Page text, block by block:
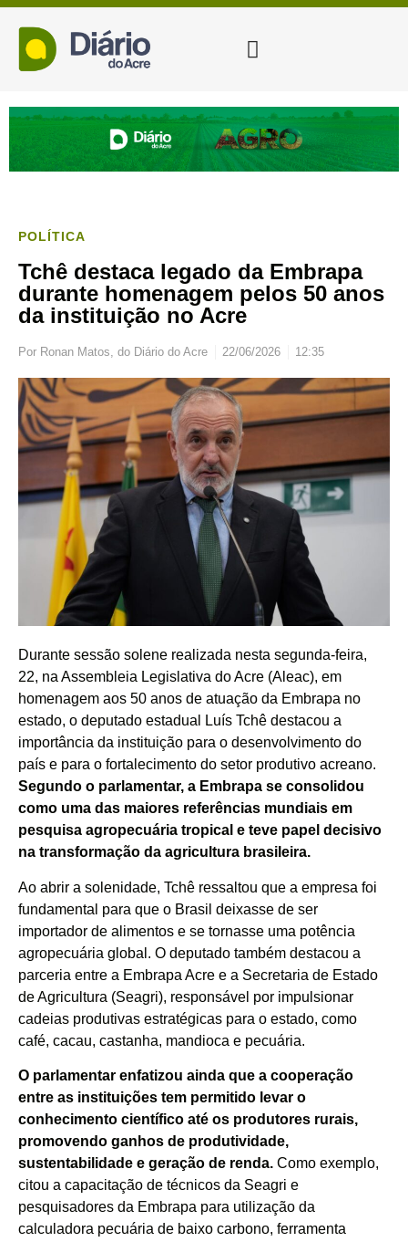
POLÍTICA
Tchê destaca legado da Embrapa
durante homenagem pelos 50 anos
da instituição no Acre
Por Ronan Matos, do Diário do Acre 22/06/2026 12:35
Durante sessão solene realizada nesta segunda-feira,
22, na Assembleia Legislativa do Acre (Aleac), em
homenagem aos 50 anos de atuação da Embrapa no
estado, o deputado estadual Luís Tchê destacou a
importância da instituição para o desenvolvimento do
país e para o fortalecimento do setor produtivo acreano.
Segundo o parlamentar, a Embrapa se consolidou
como uma das maiores referências mundiais em
pesquisa agropecuária tropical e teve papel decisivo
na transformação da agricultura brasileira.
Ao abrir a solenidade, Tchê ressaltou que a empresa foi
fundamental para que o Brasil deixasse de ser
importador de alimentos e se tornasse uma potência
agropecuária global. O deputado também destacou a
parceria entre a Embrapa Acre e a Secretaria de Estado
de Agricultura (Seagri), responsável por impulsionar
cadeias produtivas estratégicas para o estado, como
café, cacau, castanha, mandioca e pecuária.
O parlamentar enfatizou ainda que a cooperação
entre as instituições tem permitido levar o
conhecimento científico até os produtores rurais,
promovendo ganhos de produtividade,
sustentabilidade e geração de renda. Como exemplo,
citou a capacitação de técnicos da Seagri e
pesquisadores da Embrapa para utilização da
calculadora pecuária de baixo carbono, ferramenta